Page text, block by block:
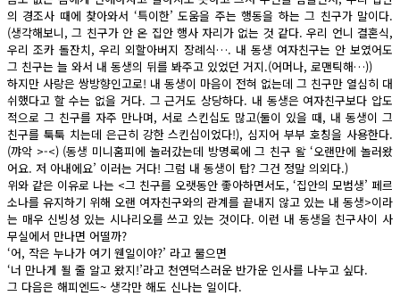
의 경조사 때에 찾아와서 ‘특이한’ 도움을 주는 행동을 하는 그 친구가 말이다.
(생각해보니, 그 친구가 안 온 집안 행사 자리가 없는 것 같다. 우리 언니 결혼식,
우리 조카 돌잔치, 우리 외할아버지 장례식…. 내 동생 여자친구는 안 보였어도
그 친구는 늘 와서 내 동생의 뒤를 봐주고 있었던 거지.(어머나, 로맨틱해…))
하지만 사랑은 쌍방향인고로! 내 동생이 마음이 전혀 없는데 그 친구만 열심히 대
쉬했다고 할 수는 없을 거다. 그 근거도 상당하다. 내 동생은 여자친구보다 압도
적으로 그 친구를 자주 만나며, 서로 스킨십도 많고(둘이 있을 때, 내 동생이 그
친구를 툭툭 치는데 은근히 강한 스킨십이었다!), 심지어 부부 호칭을 사용한다.
(꺄악 >-<) (동생 미니홈피에 놀러갔는데 방명록에 그 친구 왈 ‘오랜만에 놀러왔
어요. 저 아내에요’ 이러는 거다! 그럼 내 동생이 탑? 그건 정말 의외다.)
위와 같은 이유로 나는 <그 친구를 오랫동안 좋아하면서도, ‘집안의 모범생’ 페르
소나를 유지하기 위해 오랜 여자친구와의 관계를 끝내지 않고 있는 내 동생>이라
는 매우 신빙성 있는 시나리오를 쓰고 있는 것이다. 이런 내 동생을 친구사이 사
무실에서 만나면 어떨까?
‘어, 작은 누나가 여기 웬일이야?’ 라고 물으면
‘너 만나게 될 줄 알고 왔지!’라고 천연덕스러운 반가운 인사를 나누고 싶다.
그 다음은 해피엔드~ 생각만 해도 신나는 일이다.